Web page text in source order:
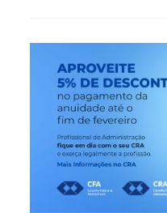
Novo
Das